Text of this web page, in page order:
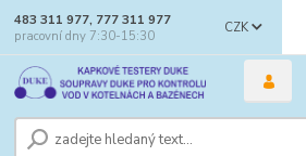
CZK
483 311 977, 777 311 977
pracovní dny 7:30-15:30